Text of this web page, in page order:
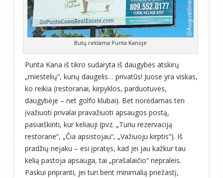
Butų reklama Punta Kanoje
Punta Kana iš tikro sudaryta iš daugybės atskirų
„miestelių“, kurių daugelis… privatūs! Juose yra viskas,
ko reikia (restoranai, kirpyklos, parduotuvės,
daugybėje – net golfo klubai). Bet norėdamas ten
įvažiuoti privalai pravažiuoti apsaugos postą,
pasiaiškinti, kur keliauji (pvz. „Turiu rezervaciją
restorane“, „Čia apsistojau“, „Važiuoju kirptis“). Iš
pradžių nejaku – esi įpratęs, kad jei jau kažkur tau
kelią pastoja apsauga, tai „prašalaičio“ nepraleis.
Paskui pripranti, jei turi bent minimalią priežastį,